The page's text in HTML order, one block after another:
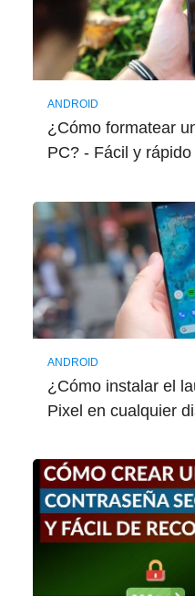
ANDROID
¿Cómo formatear
PC? - Fácil y rápido
ANDROID
¿Cómo instalar el
Pixel en cualquier